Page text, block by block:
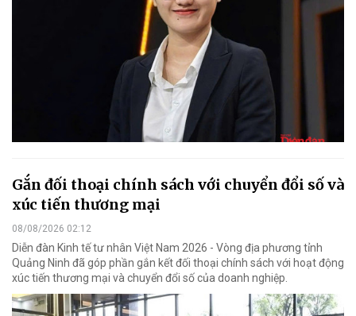
Gắn đối thoại chính sách với chuyển đổi số và
xúc tiến thương mại
08/08/2026 02:12
Diễn đàn Kinh tế tư nhân Việt Nam 2026 - Vòng địa phương tỉnh
Quảng Ninh đã góp phần gắn kết đối thoại chính sách với hoạt động
xúc tiến thương mại và chuyển đổi số của doanh nghiệp.